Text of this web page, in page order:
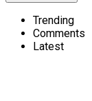
Trending
Comments
Latest